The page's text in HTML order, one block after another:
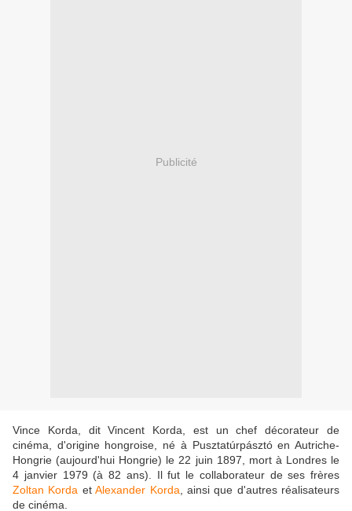
Publicité
Vince Korda, dit Vincent Korda, est un chef décorateur de
cinéma, d'origine hongroise, né à Pusztatúrpásztó en Autriche-
Hongrie (aujourd'hui Hongrie) le 22 juin 1897, mort à Londres le
4 janvier 1979 (à 82 ans). Il fut le collaborateur de ses frères
Zoltan Korda etAlexander Korda , ainsi que d'autres réalisateurs
de cinéma.